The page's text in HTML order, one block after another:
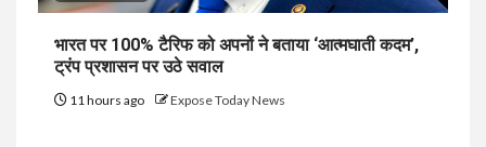
भारत पर 100% टैरिफ को अपनों ने बताया ‘आत्मघाती कदम’,
ट्रंप प्रशासन पर उठे सवाल
11 hours ago Expose Today News